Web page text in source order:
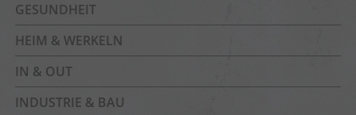
GESUNDHEIT
HEIM & WERKELN
IN & OUT
INDUSTRIE & BAU